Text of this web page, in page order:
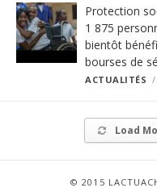
Protection
1 875
bientôt
bourses de
ACTUALITÉS
Load
© 2015